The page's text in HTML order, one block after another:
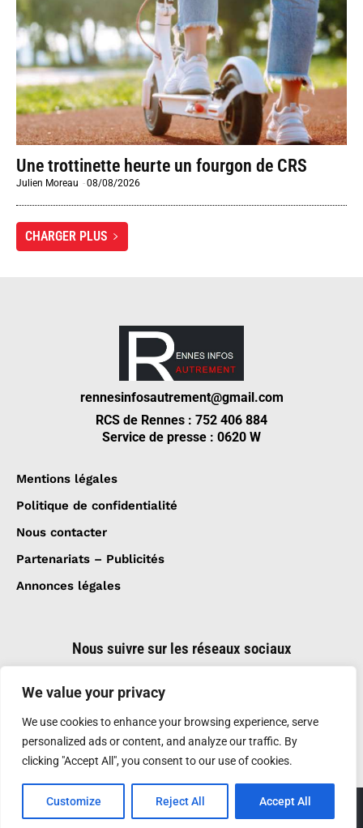
We value your privacy
We use cookies to enhance your browsing experience, serve
personalized ads or content, and analyze our traffic. By
clicking "Accept All", you consent to our use of cookies.
Customize Reject All Accept All
Une trottinette heurte un fourgon de CRS
Julien Moreau -08/08/2026
CHARGER PLUS
rennesinfosautrement@gmail.com
RCS de Rennes : 752 406 884
Service de presse : 0620 W
Mentions légales
Politique de confidentialité
Nous contacter
Partenariats – Publicités
Annonces légales
Nous suivre sur les réseaux sociaux
Création et réalisation :GDM-Pixel
, tous droits
réservés